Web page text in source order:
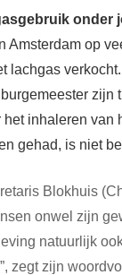
onder
Amsterdam op
lachgas
zijn
inhaleren van
gehad, is niet
Blokhuis
onwel zijn
natuurlijk
zegt zijn